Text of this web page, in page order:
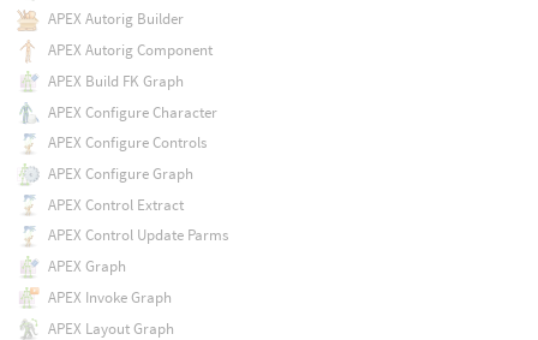
APEX Autorig Builder
APEX Autorig Component
APEX Build FK Graph
APEX Configure Character
APEX Configure Controls
APEX Configure Graph
APEX Control Extract
APEX Control Update Parms
APEX Graph
APEX Invoke Graph
APEX Layout Graph